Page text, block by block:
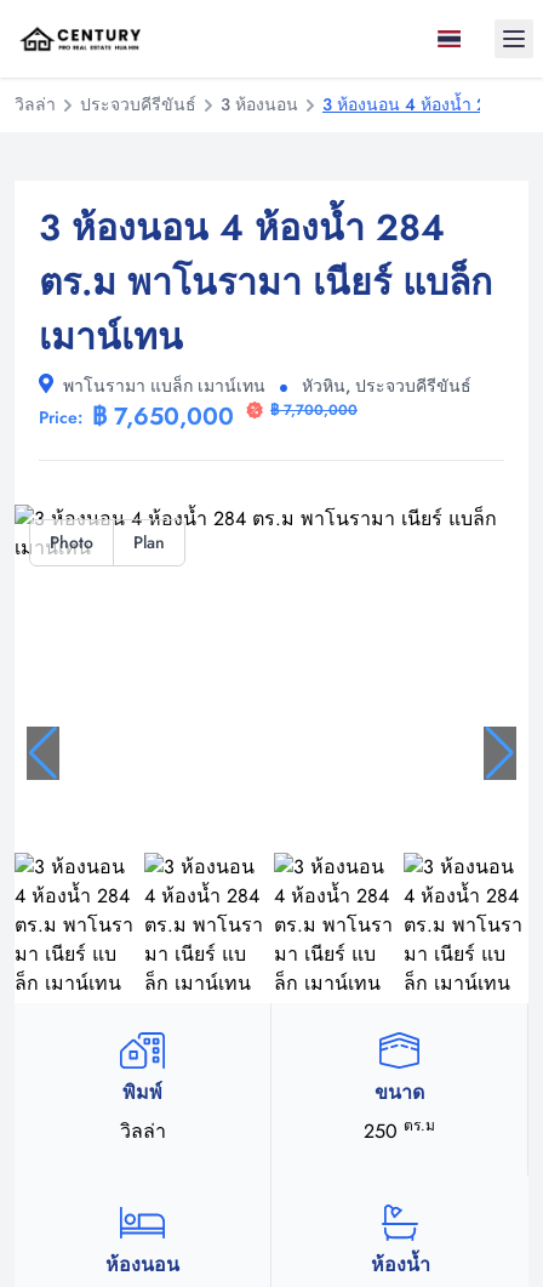
วิลล่า ประจวบคีรีขันธ์ 3 ห้องนอน 3 ห้องนอน 4 ห้องน้ำ 284 ตร
3 ห้องนอน 4 ห้องน้ำ 284
ตร.ม พาโนรามา เนียร์ แบล็ก
เมาน์เทน
พาโนรามา แบล็ก เมาน์เทน
หัวหิน, ประจวบคีรีขันธ์
Price: ฿ 7,650,000 ฿ 7,700,000
Photo Plan
พิมพ์
วิลล่า
ขนาด
250 ตร.ม
ห้องนอน
ห้องน้ำ